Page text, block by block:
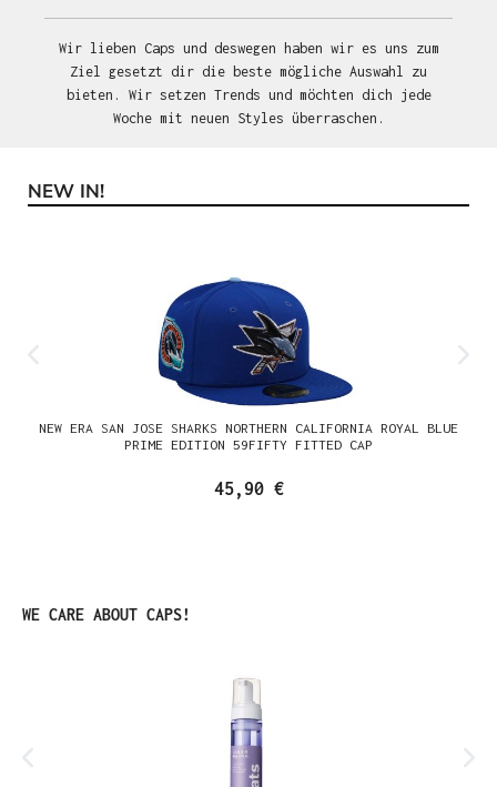
Wir lieben Caps und deswegen haben wir es uns zum
Ziel gesetzt dir die beste mögliche Auswahl zu
bieten. Wir setzen Trends und möchten dich jede
Woche mit neuen Styles überraschen.
Produktgalerie überspringen
NEW IN!
NEW ERA SAN JOSE SHARKS NORTHERN CALIFORNIA ROYAL BLUE
PRIME EDITION 59FIFTY FITTED CAP
45,90 €
Produktgalerie überspringen
WE CARE ABOUT CAPS!